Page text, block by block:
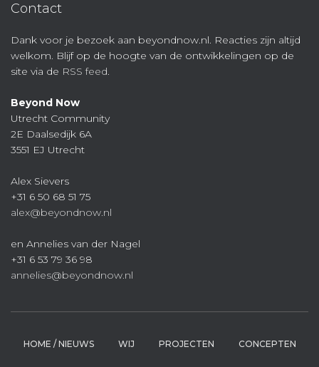
Contact
Dank voor je bezoek aan beyondnow.nl. Reacties zijn altijd
welkom. Blijf op de hoogte van de ontwikkelingen op de
site via de RSS feed.
Beyond Now
Utrecht Community
2E Daalsedijk 6A
3551 EJ Utrecht
Alex Sievers
+31 6 50 68 51 75
alex@beyondnow.nl
en Annelies van der Nagel
+31 6 53 79 36 98
annelies@beyondnow.nl
HOME / NIEUWS WIJ PROJECTEN CONCEPTEN